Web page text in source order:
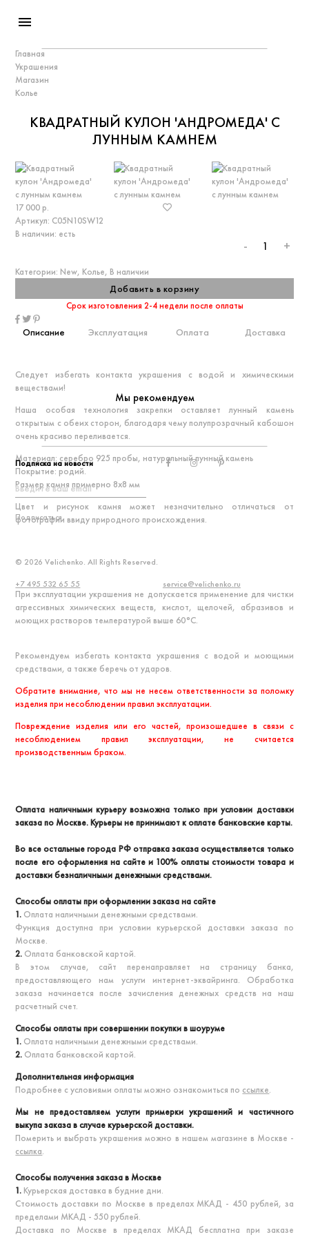
menu
Главная
Украшения
Магазин
Колье
КВАДРАТНЫЙ КУЛОН 'АНДРОМЕДА' С
ЛУННЫМ КАМНЕМ
17 000 р.
Артикул: С05N10SW12
В наличии: есть
- +
Категории: New, Колье, В наличии
Добавить в корзину
Срок изготовления 2-4 недели после оплаты
Описание Эксплуатация Оплата Доставка
Следует избегать контакта украшения с водой и химическими
веществами!
Наша особая технология закрепки оставляет лунный камень
открытым с обеих сторон, благодаря чему полупрозрачный кабошон
очень красиво переливается.
Материал: серебро 925 пробы, натуральный лунный камень
Покрытие: родий.
Размер камня примерно 8х8 мм
Цвет и рисунок камня может незначительно отличаться от
фотографии ввиду природного происхождения.
При эксплуатации украшения не допускается применение для чистки
агрессивных химических веществ, кислот, щелочей, абразивов и
моющих растворов температурой выше 60°С.
Рекомендуем избегать контакта украшения с водой и моющими
средствами, а также беречь от ударов.
Обратите внимание, что мы не несем ответственности за поломку
изделия при несоблюдении правил эксплуатации.
Повреждение изделия или его частей, произошедшее в связи с
несоблюдением правил эксплуатации, не считается
производственным браком.
Оплата наличными курьеру возможна только при условии доставки
заказа по Москве. Курьеры не принимают к оплате банковские карты.
Во все остальные города РФ отправка заказа осуществляется только
после его оформления на сайте и 100% оплаты стоимости товара и
доставки безналичными денежными средствами.
Способы оплаты при оформлении заказа на сайте
1. Оплата наличными денежными средствами.
Функция доступна при условии курьерской доставки заказа по
Москве.
2. Оплата банковской картой.
В этом случае, сайт перенаправляет на страницу банка,
предоставляющего нам услуги интернет-эквайринга. Обработка
заказа начинается после зачисления денежных средств на наш
расчетный счет.
Способы оплаты при совершении покупки в шоуруме
1. Оплата наличными денежными средствами.
2. Оплата банковской картой.
Дополнительная информация
Подробнее с условиями оплаты можно ознакомиться по ссылке.
Мы не предоставляем услуги примерки украшений и частичного
выкупа заказа в случае курьерской доставки.
Померить и выбрать украшения можно в нашем магазине в Москве -
ссылка.
Способы получения заказа в Москве
1. Курьерская доставка в будние дни.
Стоимость доставки по Москве в пределах МКАД - 450 рублей, за
пределами МКАД - 550 рублей.
Доставка по Москве в пределах МКАД бесплатна при заказе
Мы рекомендуем
Подписка на новости
Подписаться
© 2026 Velichenko. All Rights Reserved.
+7 495 532 65 55
service@velichenko.ru